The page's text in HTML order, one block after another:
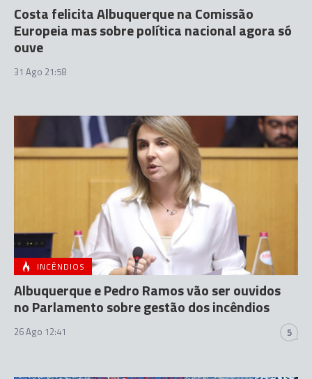
Costa felicita Albuquerque na Comissão
Europeia mas sobre política nacional agora só
ouve
31 Ago 21:58
INCÊNDIOS
Albuquerque e Pedro Ramos vão ser ouvidos
no Parlamento sobre gestão dos incêndios
26 Ago 12:41 5